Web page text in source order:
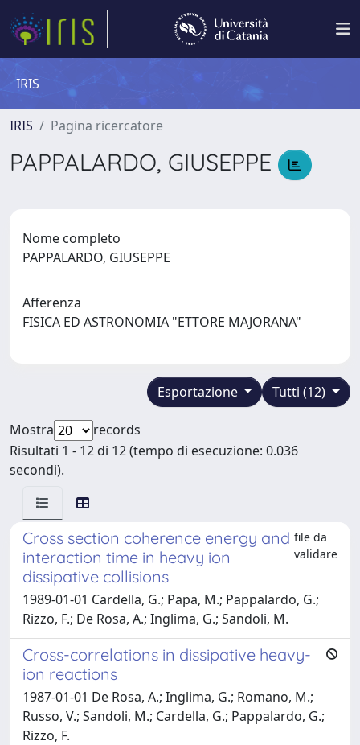
IRIS
IRIS Pagina ricercatore
PAPPALARDO, GIUSEPPE
Nome completo
PAPPALARDO, GIUSEPPE
Afferenza
FISICA ED ASTRONOMIA "ETTORE MAJORANA"
Tutti (12)
Esportazione
Mostra
records
Risultati 1 - 12 di 12 (tempo di esecuzione: 0.036
secondi).
Cross section coherence energy and
interaction time in heavy ion
dissipative collisions
file da
validare
1989-01-01 Cardella, G.; Papa, M.; Pappalardo, G.;
Rizzo, F.; De Rosa, A.; Inglima, G.; Sandoli, M.
Cross-correlations in dissipative heavy-
ion reactions
1987-01-01 De Rosa, A.; Inglima, G.; Romano, M.;
Russo, V.; Sandoli, M.; Cardella, G.; Pappalardo, G.;
Rizzo, F.